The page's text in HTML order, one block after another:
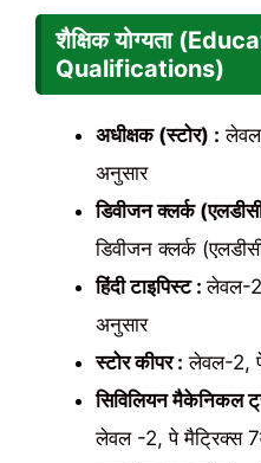
शैक्षिक योग्यता
Qualifications)
अधीक्षक (स्टोर) :
अनुसार
डिवीजन क्लर्क
डिवीजन क्लर्क
हिंदी टाइपिस्ट :लेवल-
अनुसार
स्टोर कीपर : लेवल-2,
सिविलियन मैकेनिकल
लेवल -2, पे मैट्रिक्स